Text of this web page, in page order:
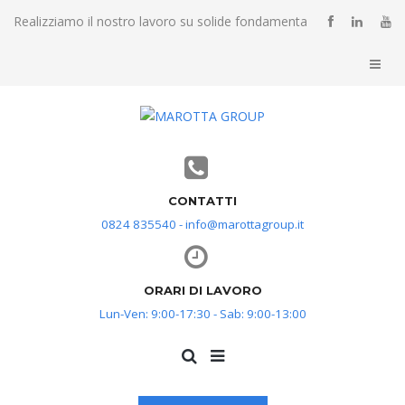
Realizziamo il nostro lavoro su solide fondamenta
CONTATTI
0824 835540 - info@marottagroup.it
ORARI DI LAVORO
Lun-Ven: 9:00-17:30 - Sab: 9:00-13:00